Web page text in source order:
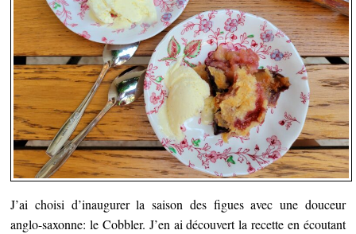
J’ai choisi d’inaugurer la saison des figues avec une douceur
anglo-saxonne: le Cobbler. J’en ai découvert la recette en écoutant